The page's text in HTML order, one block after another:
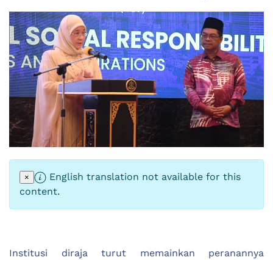
×
English translation not available for this
content.
Institusi diraja turut memainkan peranannya